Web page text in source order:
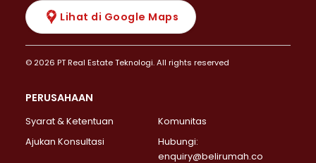
Lihat di Google Maps
© 2026 PT Real Estate Teknologi. All rights reserved
PERUSAHAAN
Syarat & Ketentuan
Komunitas
Ajukan Konsultasi
Hubungi:
enquiry@belirumah.co